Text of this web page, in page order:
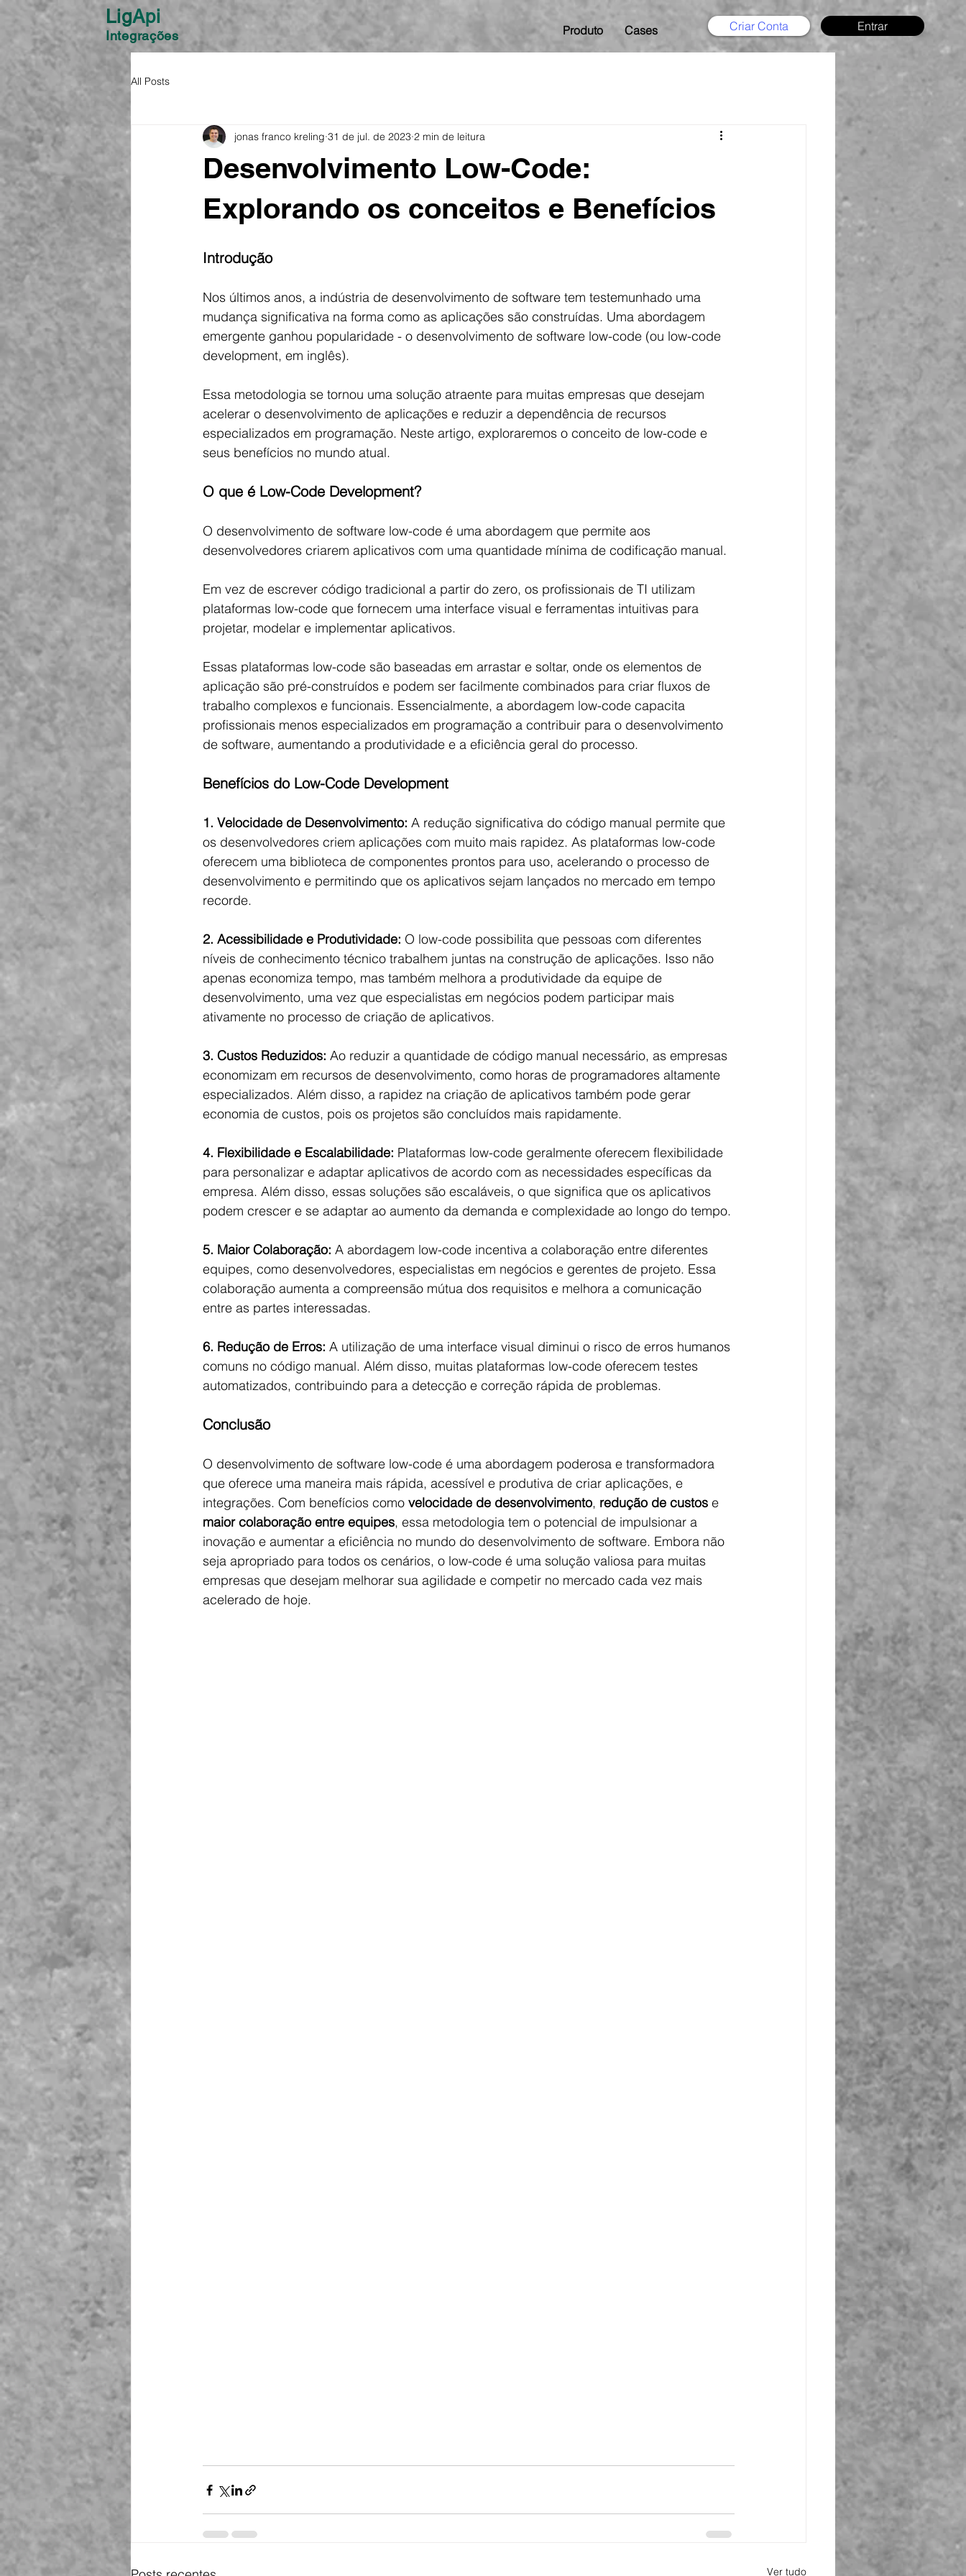
LigApi
Integrações Produto Cases Criar Conta Entrar
All Posts
Desenvolvimento Low-Code:
Explorando os conceitos e Benefícios
jonas franco kreling 31 de jul. de 2023 2 min de leitura
Introdução
Nos últimos anos, a indústria de desenvolvimento de software tem testemunhado uma
mudança significativa na forma como as aplicações são construídas. Uma abordagem
emergente ganhou popularidade - o desenvolvimento de software low-code (ou low-code
development, em inglês).
Essa metodologia se tornou uma solução atraente para muitas empresas que desejam
acelerar o desenvolvimento de aplicações e reduzir a dependência de recursos
especializados em programação. Neste artigo, exploraremos o conceito de low-code e
seus benefícios no mundo atual.
O que é Low-Code Development?
O desenvolvimento de software low-code é uma abordagem que permite aos
desenvolvedores criarem aplicativos com uma quantidade mínima de codificação manual.
Em vez de escrever código tradicional a partir do zero, os profissionais de TI utilizam
plataformas low-code que fornecem uma interface visual e ferramentas intuitivas para
projetar, modelar e implementar aplicativos.
Essas plataformas low-code são baseadas em arrastar e soltar, onde os elementos de
aplicação são pré-construídos e podem ser facilmente combinados para criar fluxos de
trabalho complexos e funcionais. Essencialmente, a abordagem low-code capacita
profissionais menos especializados em programação a contribuir para o desenvolvimento
de software, aumentando a produtividade e a eficiência geral do processo.
Benefícios do Low-Code Development
1. Velocidade de Desenvolvimento: A redução significativa do código manual permite que
os desenvolvedores criem aplicações com muito mais rapidez. As plataformas low-code
oferecem uma biblioteca de componentes prontos para uso, acelerando o processo de
desenvolvimento e permitindo que os aplicativos sejam lançados no mercado em tempo
recorde.
2. Acessibilidade e Produtividade: O low-code possibilita que pessoas com diferentes
níveis de conhecimento técnico trabalhem juntas na construção de aplicações. Isso não
apenas economiza tempo, mas também melhora a produtividade da equipe de
desenvolvimento, uma vez que especialistas em negócios podem participar mais
ativamente no processo de criação de aplicativos.
3. Custos Reduzidos: Ao reduzir a quantidade de código manual necessário, as empresas
economizam em recursos de desenvolvimento, como horas de programadores altamente
especializados. Além disso, a rapidez na criação de aplicativos também pode gerar
economia de custos, pois os projetos são concluídos mais rapidamente.
4. Flexibilidade e Escalabilidade: Plataformas low-code geralmente oferecem flexibilidade
para personalizar e adaptar aplicativos de acordo com as necessidades específicas da
empresa. Além disso, essas soluções são escaláveis, o que significa que os aplicativos
podem crescer e se adaptar ao aumento da demanda e complexidade ao longo do tempo.
5. Maior Colaboração: A abordagem low-code incentiva a colaboração entre diferentes
equipes, como desenvolvedores, especialistas em negócios e gerentes de projeto. Essa
colaboração aumenta a compreensão mútua dos requisitos e melhora a comunicação
entre as partes interessadas.
6. Redução de Erros: A utilização de uma interface visual diminui o risco de erros humanos
comuns no código manual. Além disso, muitas plataformas low-code oferecem testes
automatizados, contribuindo para a detecção e correção rápida de problemas.
Conclusão
O desenvolvimento de software low-code é uma abordagem poderosa e transformadora
que oferece uma maneira mais rápida, acessível e produtiva de criar aplicações, e
integrações. Com benefícios como velocidade de desenvolvimento, redução de custos e
maior colaboração entre equipes, essa metodologia tem o potencial de impulsionar a
inovação e aumentar a eficiência no mundo do desenvolvimento de software. Embora não
seja apropriado para todos os cenários, o low-code é uma solução valiosa para muitas
empresas que desejam melhorar sua agilidade e competir no mercado cada vez mais
acelerado de hoje.
Ver tudo